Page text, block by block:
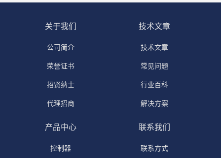
关于我们
公司简介
荣誉证书
招贤纳士
代理招商
技术文章
技术文章
常见问题
行业百科
解决方案
产品中心
控制器
联系我们
联系方式